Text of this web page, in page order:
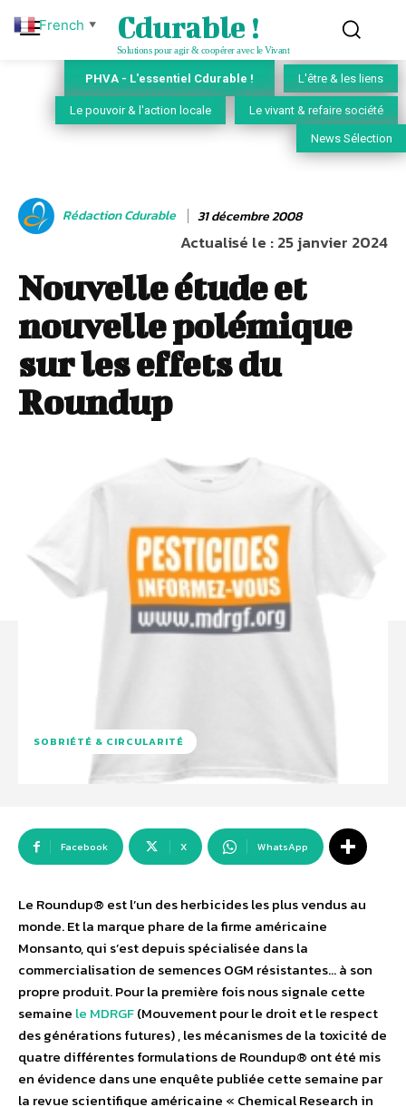
Cdurable !
Solutions pour agir & coopérer avec le Vivant
PHVA - L'essentiel Cdurable ! L'être & les liens
Le pouvoir & l'action locale Le vivant & refaire société
News Sélection
Rédaction Cdurable 31 décembre 2008
Actualisé le :25 janvier 2024
Nouvelle étude et
nouvelle polémique
sur les effets du
Roundup
SOBRIÉTÉ & CIRCULARITÉ
Facebook X WhatsApp
Le Roundup® est l’un des herbicides les plus vendus au
monde. Et la marque phare de la firme américaine
Monsanto, qui s’est depuis spécialisée dans la
commercialisation de semences OGM résistantes… à son
propre produit. Pour la première fois nous signale cette
semaine le MDRGF(Mouvement pour le droit et le respect
des générations futures) , les mécanismes de la toxicité de
quatre différentes formulations de Roundup® ont été mis
en évidence dans une enquête publiée cette semaine par
la revue scientifique américaine « Chemical Research in
French ▼